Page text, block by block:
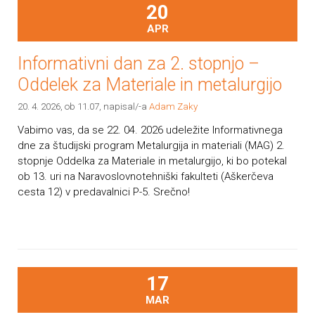
20
APR
Informativni dan za 2. stopnjo –
Oddelek za Materiale in metalurgijo
20. 4. 2026, ob 11.07 , napisal/-a Adam Zaky
Vabimo vas, da se 22. 04. 2026 udeležite Informativnega
dne za študijski program Metalurgija in materiali (MAG) 2.
stopnje Oddelka za Materiale in metalurgijo, ki bo potekal
ob 13. uri na Naravoslovnotehniški fakulteti (Aškerčeva
cesta 12) v predavalnici P-5. Srečno!
17
MAR